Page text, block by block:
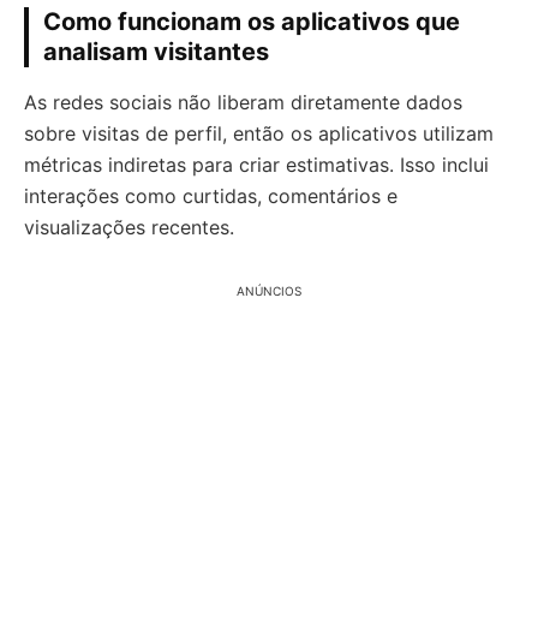
Como funcionam os aplicativos que
analisam visitantes
As redes sociais não liberam diretamente dados
sobre visitas de perfil, então os aplicativos utilizam
métricas indiretas para criar estimativas. Isso inclui
interações como curtidas, comentários e
visualizações recentes.
ANÚNCIOS